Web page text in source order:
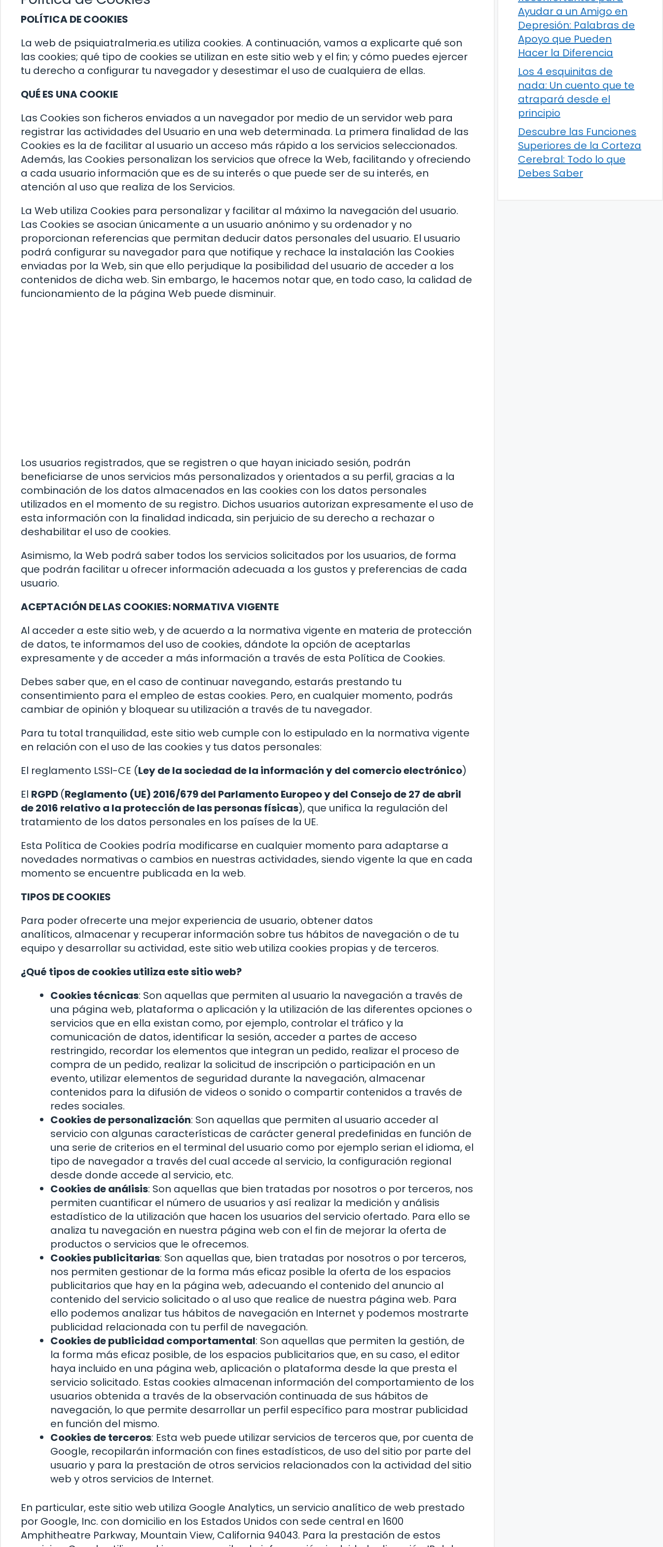
POLÍTICA DE COOKIES
La web de psiquiatralmeria.es utiliza cookies. A continuación, vamos a explicarte qué son
las cookies; qué tipo de cookies se utilizan en este sitio web y el fin; y cómo puedes ejercer
tu derecho a configurar tu navegador y desestimar el uso de cualquiera de ellas.
QUÉ ES UNA COOKIE
Las Cookies son ficheros enviados a un navegador por medio de un servidor web para
registrar las actividades del Usuario en una web determinada. La primera finalidad de las
Cookies es la de facilitar al usuario un acceso más rápido a los servicios seleccionados.
Además, las Cookies personalizan los servicios que ofrece la Web, facilitando y ofreciendo
a cada usuario información que es de su interés o que puede ser de su interés, en
atención al uso que realiza de los Servicios.
La Web utiliza Cookies para personalizar y facilitar al máximo la navegación del usuario.
Las Cookies se asocian únicamente a un usuario anónimo y su ordenador y no
proporcionan referencias que permitan deducir datos personales del usuario. El usuario
podrá configurar su navegador para que notifique y rechace la instalación las Cookies
enviadas por la Web, sin que ello perjudique la posibilidad del usuario de acceder a los
contenidos de dicha web. Sin embargo, le hacemos notar que, en todo caso, la calidad de
funcionamiento de la página Web puede disminuir.
Los usuarios registrados, que se registren o que hayan iniciado sesión, podrán
beneficiarse de unos servicios más personalizados y orientados a su perfil, gracias a la
combinación de los datos almacenados en las cookies con los datos personales
utilizados en el momento de su registro. Dichos usuarios autorizan expresamente el uso de
esta información con la finalidad indicada, sin perjuicio de su derecho a rechazar o
deshabilitar el uso de cookies.
Asimismo, la Web podrá saber todos los servicios solicitados por los usuarios, de forma
que podrán facilitar u ofrecer información adecuada a los gustos y preferencias de cada
usuario.
ACEPTACIÓN DE LAS COOKIES: NORMATIVA VIGENTE
Al acceder a este sitio web, y de acuerdo a la normativa vigente en materia de protección
de datos, te informamos del uso de cookies, dándote la opción de aceptarlas
expresamente y de acceder a más información a través de esta Política de Cookies.
Debes saber que, en el caso de continuar navegando, estarás prestando tu
consentimiento para el empleo de estas cookies. Pero, en cualquier momento, podrás
cambiar de opinión y bloquear su utilización a través de tu navegador.
Para tu total tranquilidad, este sitio web cumple con lo estipulado en la normativa vigente
en relación con el uso de las cookies y tus datos personales:
El reglamento LSSI-CE (Ley de la sociedad de la información y del comercio electrónico)
El RGPD (Reglamento (UE) 2016/679 del Parlamento Europeo y del Consejo de 27 de abril
de 2016 relativo a la protección de las personas físicas), que unifica la regulación del
tratamiento de los datos personales en los países de la UE.
Esta Política de Cookies podría modificarse en cualquier momento para adaptarse a
novedades normativas o cambios en nuestras actividades, siendo vigente la que en cada
momento se encuentre publicada en la web.
TIPOS DE COOKIES
Para poder ofrecerte una mejor experiencia de usuario, obtener datos
analíticos, almacenar y recuperar información sobre tus hábitos de navegación o de tu
equipo y desarrollar su actividad, este sitio web utiliza cookies propias y de terceros.
¿Qué tipos de cookies utiliza este sitio web?
Cookies técnicas: Son aquellas que permiten al usuario la navegación a través de
una página web, plataforma o aplicación y la utilización de las diferentes opciones o
servicios que en ella existan como, por ejemplo, controlar el tráfico y la
comunicación de datos, identificar la sesión, acceder a partes de acceso
restringido, recordar los elementos que integran un pedido, realizar el proceso de
compra de un pedido, realizar la solicitud de inscripción o participación en un
evento, utilizar elementos de seguridad durante la navegación, almacenar
contenidos para la difusión de videos o sonido o compartir contenidos a través de
redes sociales.
Cookies de personalización: Son aquellas que permiten al usuario acceder al
servicio con algunas características de carácter general predefinidas en función de
una serie de criterios en el terminal del usuario como por ejemplo serian el idioma, el
tipo de navegador a través del cual accede al servicio, la configuración regional
desde donde accede al servicio, etc.
Cookies de análisis: Son aquellas que bien tratadas por nosotros o por terceros, nos
permiten cuantificar el número de usuarios y así realizar la medición y análisis
estadístico de la utilización que hacen los usuarios del servicio ofertado. Para ello se
analiza tu navegación en nuestra página web con el fin de mejorar la oferta de
productos o servicios que le ofrecemos.
Cookies publicitarias: Son aquellas que, bien tratadas por nosotros o por terceros,
nos permiten gestionar de la forma más eficaz posible la oferta de los espacios
publicitarios que hay en la página web, adecuando el contenido del anuncio al
contenido del servicio solicitado o al uso que realice de nuestra página web. Para
ello podemos analizar tus hábitos de navegación en Internet y podemos mostrarte
publicidad relacionada con tu perfil de navegación.
Cookies de publicidad comportamental: Son aquellas que permiten la gestión, de
la forma más eficaz posible, de los espacios publicitarios que, en su caso, el editor
haya incluido en una página web, aplicación o plataforma desde la que presta el
servicio solicitado. Estas cookies almacenan información del comportamiento de los
usuarios obtenida a través de la observación continuada de sus hábitos de
navegación, lo que permite desarrollar un perfil específico para mostrar publicidad
en función del mismo.
Cookies de terceros: Esta web puede utilizar servicios de terceros que, por cuenta de
Google, recopilarán información con fines estadísticos, de uso del sitio por parte del
usuario y para la prestación de otros servicios relacionados con la actividad del sitio
web y otros servicios de Internet.
En particular, este sitio web utiliza Google Analytics, un servicio analítico de web prestado
por Google, Inc. con domicilio en los Estados Unidos con sede central en 1600
Amphitheatre Parkway, Mountain View, California 94043. Para la prestación de estos
Ayudar a un Amigo en
Depresión: Palabras de
Apoyo que Pueden
Hacer la Diferencia
Los 4 esquinitas de
nada: Un cuento que te
atrapará desde el
principio
Descubre las Funciones
Superiores de la Corteza
Cerebral: Todo lo que
Debes Saber